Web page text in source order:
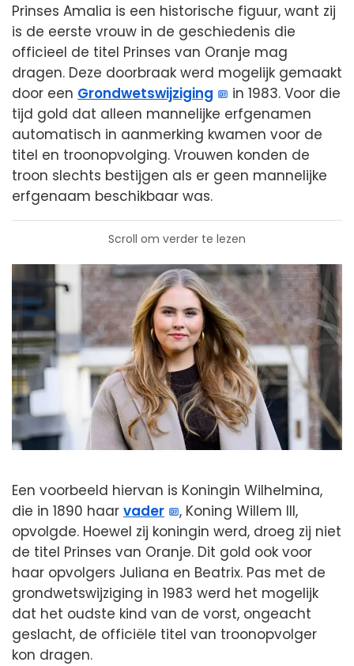
Prinses Amalia is een historische figuur, want zij
is de eerste vrouw in de geschiedenis die
officieel de titel Prinses van Oranje mag
dragen. Deze doorbraak werd mogelijk gemaakt
door een Grondwetswijziging
in 1983. Voor die
tijd gold dat alleen mannelijke erfgenamen
automatisch in aanmerking kwamen voor de
titel en troonopvolging. Vrouwen konden de
troon slechts bestijgen als er geen mannelijke
erfgenaam beschikbaar was.
Scroll om verder te lezen
Een voorbeeld hiervan is Koningin Wilhelmina,
die in 1890 haar vader
, Koning Willem III,
opvolgde. Hoewel zij koningin werd, droeg zij niet
de titel Prinses van Oranje. Dit gold ook voor
haar opvolgers Juliana en Beatrix. Pas met de
grondwetswijziging in 1983 werd het mogelijk
dat het oudste kind van de vorst, ongeacht
geslacht, de officiële titel van troonopvolger
kon dragen.